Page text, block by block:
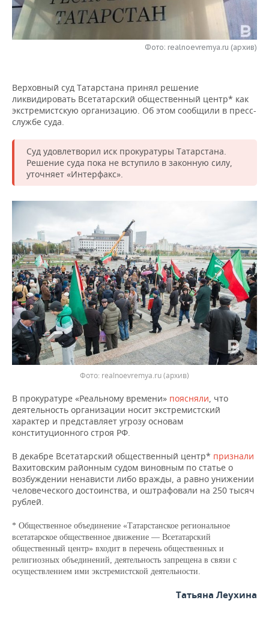
НЕФТЕХИМИЯ
НЕФТЬ
ЭНЕРГЕТИКА
РОЗНИЧНАЯ ТОРГОВЛЯ
НОВОСТИ ТЕХНОЛОГИЙ
ТЕЛЕКОММУНИКАЦИИ
МЕРОПРИЯТИЯ
БИЗНЕС-БРАНЧИ
ОТКРЫТАЯ ЛЕКЦИЯ
ФУТБОЛ
БАСКЕТБОЛ
ВОЛЕЙБОЛ
КИБЕРСПОРТ
ФИГУРНОЕ КАТАНИЕ
ВОДНЫЕ ВИДЫ СПОРТА
ХОККЕЙ С МЯЧОМ
НОВОСТИ ОБЩЕСТВА
ИНФРАСТРУКТУРА
ИСТОРИЯ
КУЛЬТУРА
МЕДИЦИНА
ОБРАЗОВАНИЕ
ПРОИСШЕСТВИЯ
ФОТОГАЛЕРЕЯ
СПРАВОЧНИК
СПИСОК ПЕРСОН
СПИСОК КОМПАНИЙ
ПОЛНАЯ ВЕРСИЯ
Фото: realnoevremya.ru (архив)
Верховный суд Татарстана принял решение
ликвидировать Всетатарский общественный центр* как
экстремистскую организацию. Об этом сообщили в пресс-
службе суда.
Суд удовлетворил иск прокуратуры Татарстана.
Решение суда пока не вступило в законную силу,
уточняет «Интерфакс».
Фото: realnoevremya.ru (архив)
В прокуратуре «Реальному времени» поясняли , что
деятельность организации носит экстремистский
характер и представляет угрозу основам
конституционного строя РФ.
В декабре Всетатарский общественный центр* признали
Вахитовским районным судом виновным по статье о
возбуждении ненависти либо вражды, а равно унижении
человеческого достоинства, и оштрафовали на 250 тысяч
рублей.
* Общественное объединение «Татарстанское региональное
всетатарское общественное движение — Всетатарский
общественный центр» входит в перечень общественных и
религиозных объединений, деятельность запрещена в связи с
осуществлением ими экстремистской деятельности.
Татьяна Леухина